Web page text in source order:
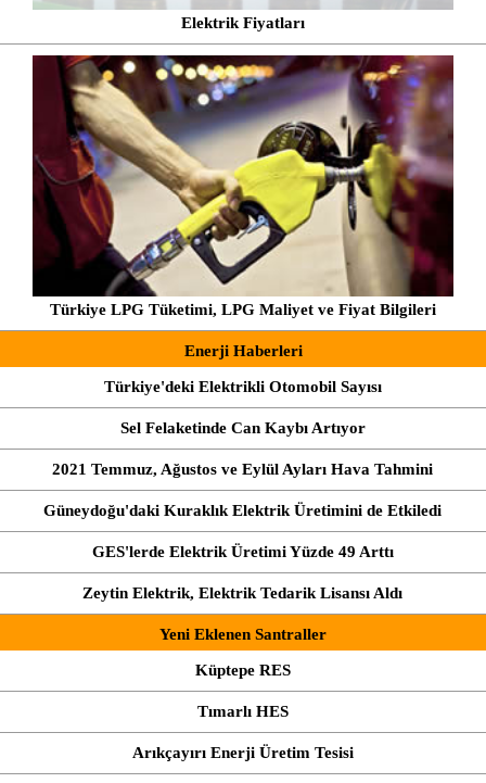
Elektrik Fiyatları
Türkiye LPG Tüketimi, LPG Maliyet ve Fiyat Bilgileri
Enerji Haberleri
Türkiye'deki Elektrikli Otomobil Sayısı
Sel Felaketinde Can Kaybı Artıyor
2021 Temmuz, Ağustos ve Eylül Ayları Hava Tahmini
Güneydoğu'daki Kuraklık Elektrik Üretimini de Etkiledi
GES'lerde Elektrik Üretimi Yüzde 49 Arttı
Zeytin Elektrik, Elektrik Tedarik Lisansı Aldı
Yeni Eklenen Santraller
Küptepe RES
Tımarlı HES
Arıkçayırı Enerji Üretim Tesisi